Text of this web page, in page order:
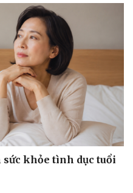
sức khỏe tình dục tuổi